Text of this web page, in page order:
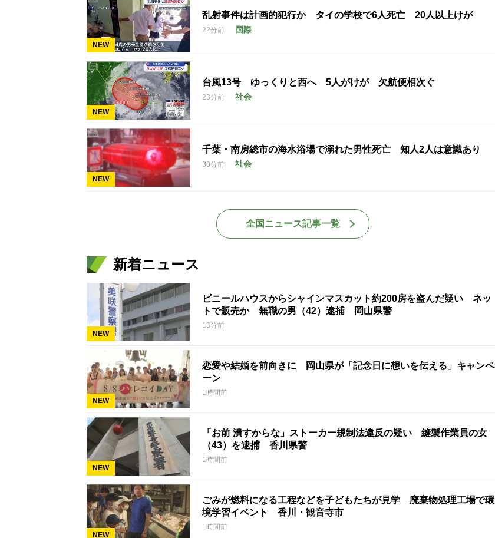
NEW
乱射事件は計画的犯行か タイの学校で6人死亡 20人以上けが
22分前 国際
NEW
台風13号 ゆっくりと西へ 5人がけが 欠航便相次ぐ
23分前 社会
NEW
千葉・南房総市の海水浴場で溺れた男性死亡 知人2人は意識あり
30分前 社会
全国ニュース記事一覧
新着ニュース
NEW
ビニールハウスからシャインマスカット約200房を盗んだ疑い ネッ
トで販売か 無職の男（42）逮捕 岡山県警
13分前
NEW
恋愛や結婚を前向きに 岡山県が「記念日に想いを伝える」キャンペ
ーン
1時間前
NEW
「お前 潰すからな」ストーカー規制法違反の疑い 縫製作業員の女
（43）を逮捕 香川県警
1時間前
NEW
ごみが燃料になる工程などを子どもたちが見学 廃棄物処理工場で環
境学習イベント 香川・観音寺市
1時間前